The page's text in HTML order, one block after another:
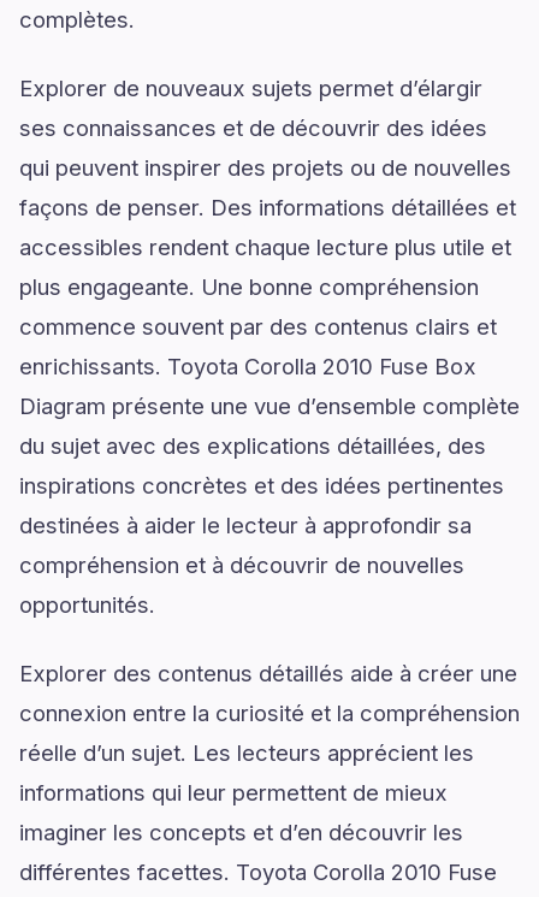
complètes.
Explorer de nouveaux sujets permet d’élargir
ses connaissances et de découvrir des idées
qui peuvent inspirer des projets ou de nouvelles
façons de penser. Des informations détaillées et
accessibles rendent chaque lecture plus utile et
plus engageante. Une bonne compréhension
commence souvent par des contenus clairs et
enrichissants. Toyota Corolla 2010 Fuse Box
Diagram présente une vue d’ensemble complète
du sujet avec des explications détaillées, des
inspirations concrètes et des idées pertinentes
destinées à aider le lecteur à approfondir sa
compréhension et à découvrir de nouvelles
opportunités.
Explorer des contenus détaillés aide à créer une
connexion entre la curiosité et la compréhension
réelle d’un sujet. Les lecteurs apprécient les
informations qui leur permettent de mieux
imaginer les concepts et d’en découvrir les
différentes facettes. Toyota Corolla 2010 Fuse